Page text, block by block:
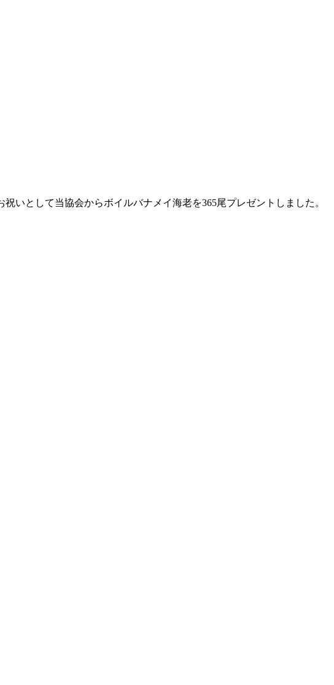
いとして当協会からボイルバナメイ海老を365尾プレゼントしました。